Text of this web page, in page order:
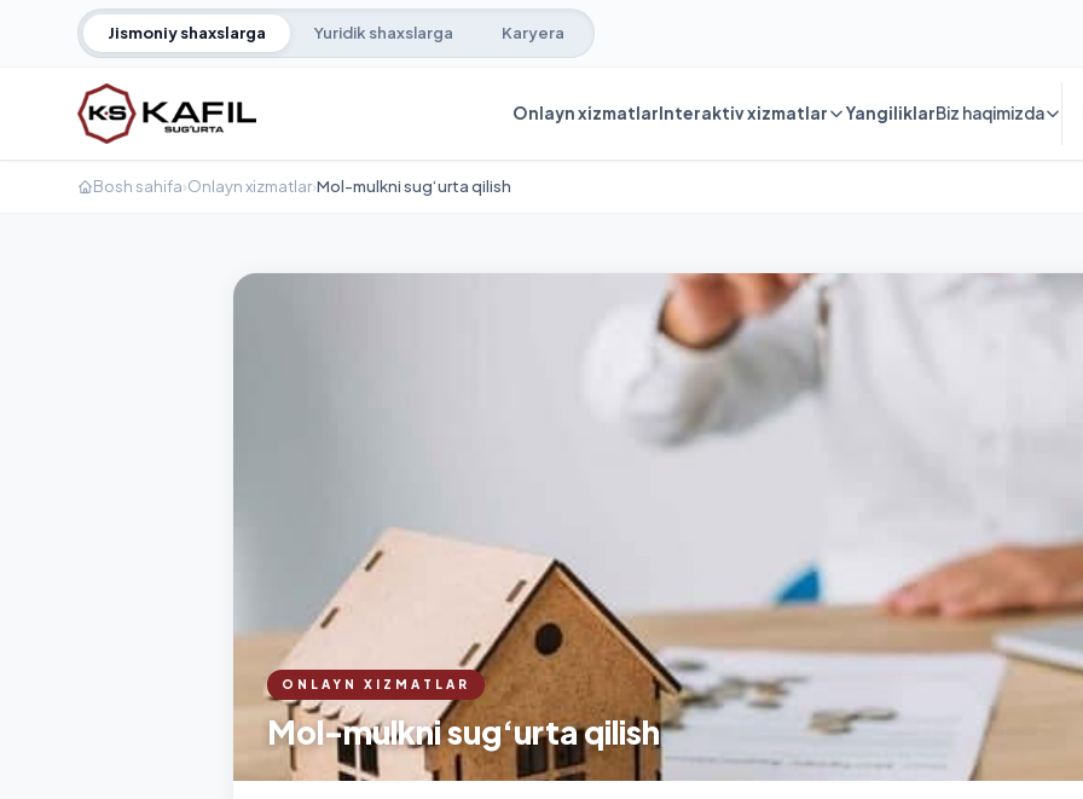
Jismoniy shaxslarga Yuridik shaxslarga Karyera
Onlayn xizmatlarInteraktiv xizmatlar YangiliklarBiz haqimizda
Bosh sahifa›Onlayn xizmatlar›Mol-mulkni sug‘urta qilish
ONLAYN XIZMATLAR
Mol-mulkni sug‘urta qilish